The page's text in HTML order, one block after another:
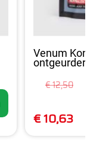
Venum
ontgeurder
€ 12,50
€ 10,63